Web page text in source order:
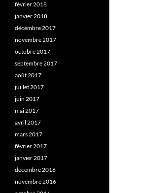
février 2018
janvier 2018
décembre 2017
novembre 2017
octobre 2017
septembre 2017
août 2017
juillet 2017
juin 2017
mai 2017
avril 2017
mars 2017
février 2017
janvier 2017
décembre 2016
novembre 2016